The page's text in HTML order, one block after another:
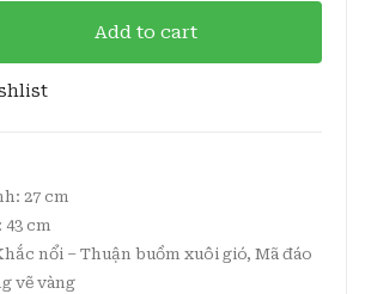
Add to cart
27 cm
43 cm
nổi – Thuận buồm xuôi gió, Mã đáo
vẽ vàng